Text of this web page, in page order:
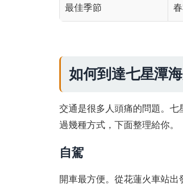
最佳季節
如何到達七星潭
交通是很多人頭痛的問題。
過幾種方式，下面整理給你。
自駕
開車最方便。從花蓮火車站